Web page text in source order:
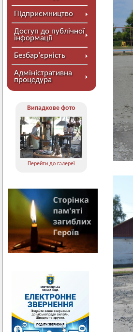
Підприємництво
Доступ до публічної
інформації
Безбар’єрність
Адміністративна
процедура
Випадкове фото
Перейти до галереї